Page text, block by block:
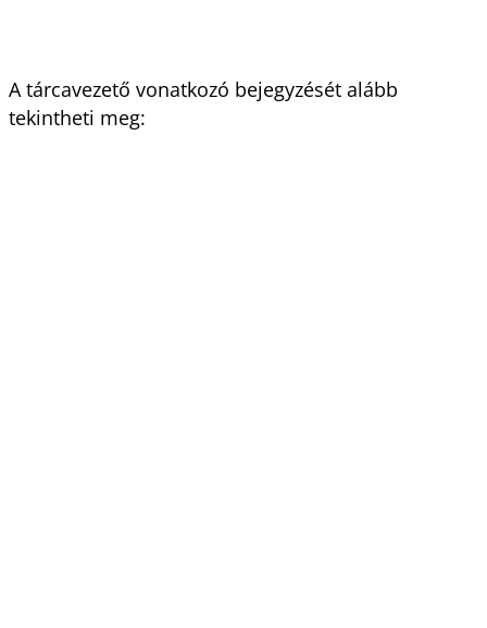
A tárcavezető vonatkozó bejegyzését alább
tekintheti meg: